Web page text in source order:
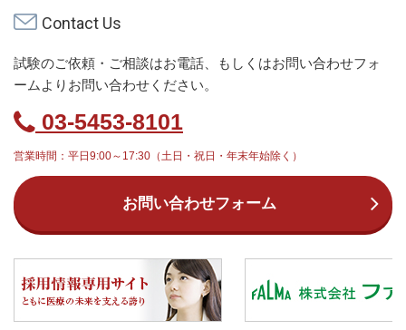
Contact Us
試験のご依頼・ご相談はお電話、もしくはお問い合わせフォ
ームよりお問い合わせください。
03-5453-8101
営業時間：平日9:00～17:30（土日・祝日・年末年始除く）
お問い合わせフォーム